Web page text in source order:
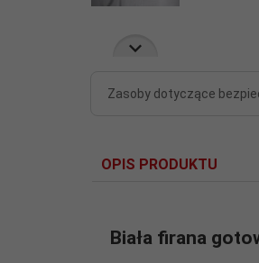
Zasoby dotyczące
OPIS PRODUKTU
Biała firana